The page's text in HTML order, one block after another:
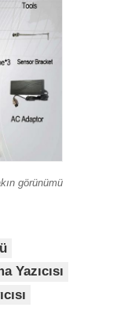
görünümü
Yazıcısı